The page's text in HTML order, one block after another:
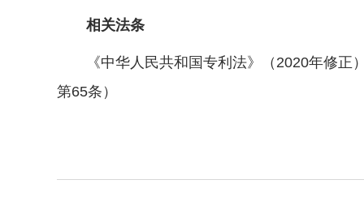
相关法条
《中华人民共和国专利法》（2020年修正）
第65条）